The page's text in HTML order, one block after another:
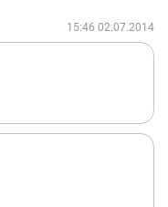
15:46 02.07.2014